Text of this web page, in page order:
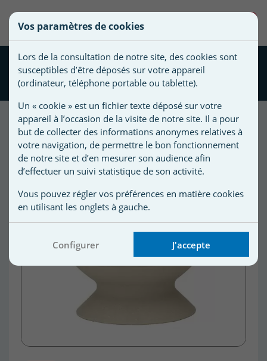
Fauteuil piscine Baby
Boon's
Créer une nouvelle liste
une
liste
Nom de
d'envies
Vous
devez
être
connecté
pour
ajouter
des
produits
à
votre
liste
Vos paramètres de cookies
Lors de la consultation de notre site, des cookies sont
susceptibles d’être déposés sur votre appareil
(ordinateur, téléphone portable ou tablette).
Un « cookie » est un fichier texte déposé sur votre
appareil à l’occasion de la visite de notre site. Il a pour
but de collecter des informations anonymes relatives à
votre navigation, de permettre le bon fonctionnement
de notre site et d’en mesurer son audience afin
d’effectuer un suivi statistique de son activité.
Vous pouvez régler vos préférences en matière cookies
en utilisant les onglets à gauche.
Configurer J'accepte